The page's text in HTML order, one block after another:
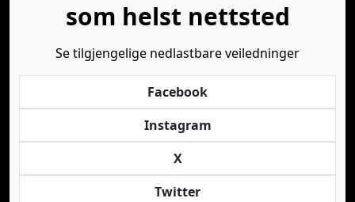
som helst nettsted
Se tilgjengelige nedlastbare veiledninger
Facebook
Instagram
X
Twitter